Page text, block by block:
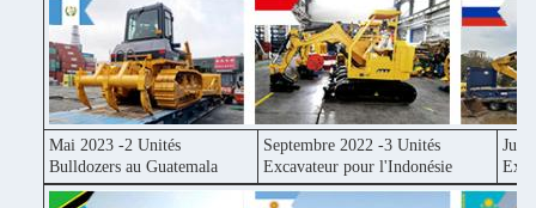
Mai 2023 -2 Unités
Bulldozers au Guatemala
Septembre 2022 -3 Unités
Excavateur pour l'Indonésie
Juin